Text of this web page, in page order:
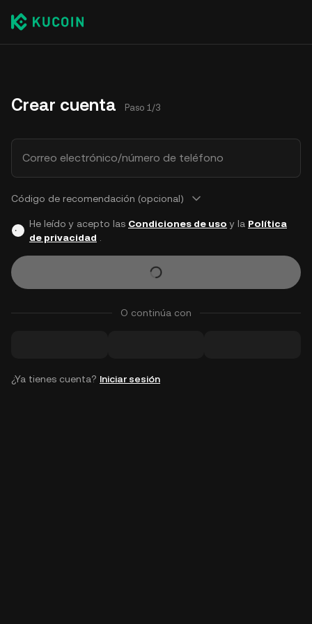
Crear cuenta Paso 1/3
Correo electrónico/número de teléfono
Código de recomendación (opcional)
He leído y acepto las Condiciones de uso y la Política
de privacidad
O continúa con
¿Ya tienes cuenta? Iniciar sesión